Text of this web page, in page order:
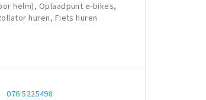
helm), Oplaadpunt e-bikes,
huren, Fiets huren
076 5225498